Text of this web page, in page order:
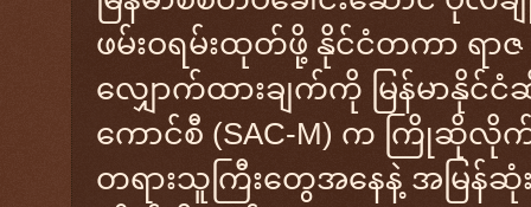
ဖမ်းဝရမ်းထုတ်ဖို့ နိုင်ငံတကာ ရာဇ
လျှောက်ထားချက်ကို မြန်မာနိုင်
ကောင်စီ (SAC-M) က ကြိုဆိုလိုက်ပ
တရားသူကြီးတွေအနေနဲ့ အမြန်ဆုံ